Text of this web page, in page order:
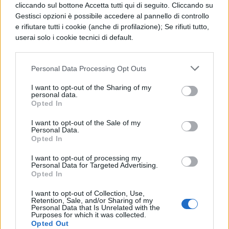
cliccando sul bottone Accetta tutti qui di seguito. Cliccando su
Gestisci opzioni è possibile accedere al pannello di controllo
e rifiutare tutti i cookie (anche di profilazione); Se rifiuti tutto,
userai solo i cookie tecnici di default.
Personal Data Processing Opt Outs
I want to opt-out of the Sharing of my
personal data.
Opted In
I want to opt-out of the Sale of my
Personal Data.
Opted In
I want to opt-out of processing my
Personal Data for Targeted Advertising.
Opted In
I want to opt-out of Collection, Use,
Retention, Sale, and/or Sharing of my
Personal Data that Is Unrelated with the
Purposes for which it was collected.
Opted Out
questo si è espresso il produttore
Domenico Procaccidella Fandango, “ Tutto
il cast è in preallarme. La sceneggiatura sarà
finita la prossima settimana e in quel
momento
si vedrà
meglio”.
Alcune
affermano
che, esclusa la presenza di
Stefania Sandrelli,Giorgio Pasotti
Claudio Santamaria,Sabrina